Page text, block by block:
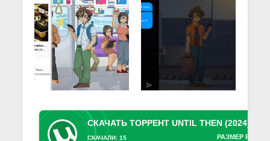
РАЗМЕР
СКАЧАЛИ: 15